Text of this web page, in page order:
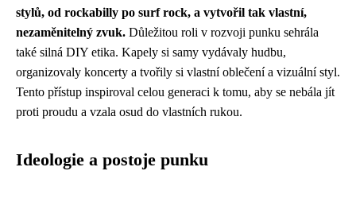
stylů, od rockabilly po surf rock, a vytvořil tak vlastní,
nezaměnitelný zvuk. Důležitou roli v rozvoji punku sehrála
také silná DIY etika. Kapely si samy vydávaly hudbu,
organizovaly koncerty a tvořily si vlastní oblečení a vizuální styl.
Tento přístup inspiroval celou generaci k tomu, aby se nebála jít
proti proudu a vzala osud do vlastních rukou.
Ideologie a postoje punku